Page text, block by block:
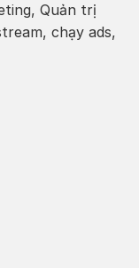
Quản trị
chạy ads,